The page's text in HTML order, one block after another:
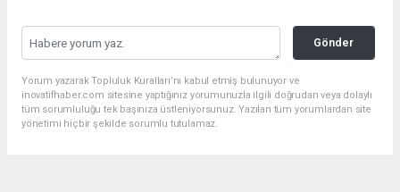
Gönder
Yorum yazarak Topluluk Kuralları’nı kabul etmiş bulunuyor ve
inovatifhaber.com sitesine yaptığınız yorumunuzla ilgili doğrudan veya dolaylı
tüm sorumluluğu tek başınıza üstleniyorsunuz. Yazılan tüm yorumlardan site
yönetimi hiçbir şekilde sorumlu tutulamaz.